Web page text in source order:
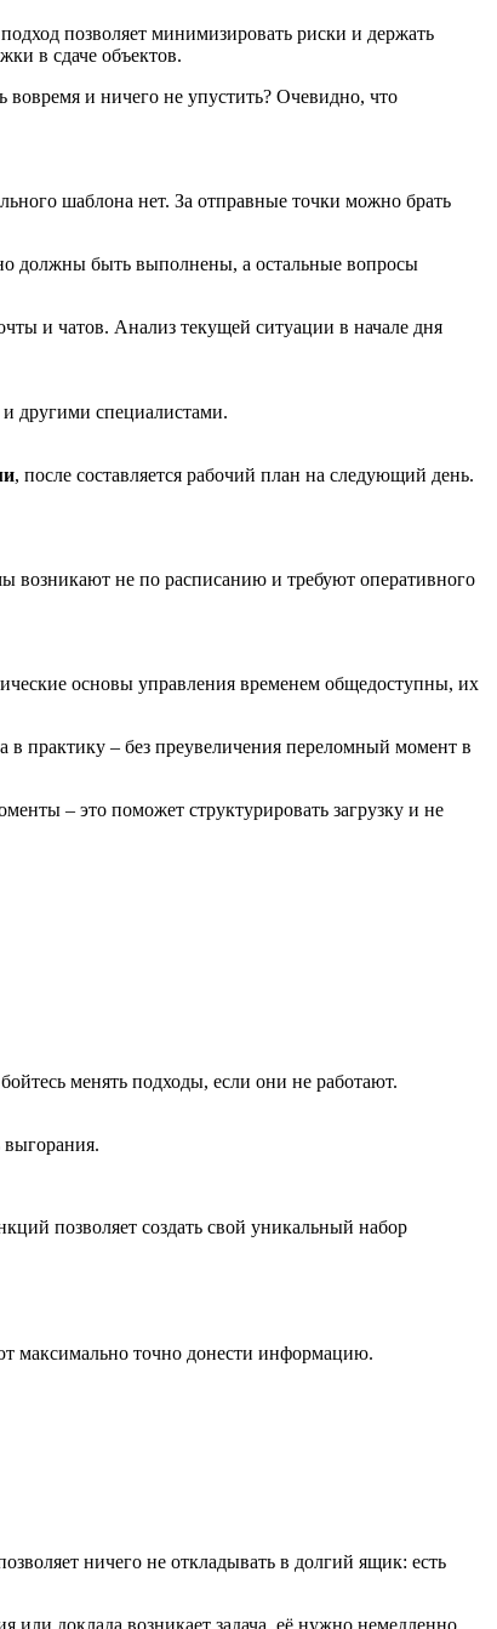
позволяет минимизировать риски и держать
в сдаче объектов.
и ничего не упустить? Очевидно, что
шаблона нет. За отправные точки можно брать
должны быть выполнены, а остальные вопросы
и чатов. Анализ текущей ситуации в начале дня
другими специалистами.
, после составляется рабочий план на следующий день.
возникают не по расписанию и требуют оперативного
основы управления временем общедоступны, их
практику – без преувеличения переломный момент в
– это поможет структурировать загрузку и не
менять подходы, если они не работают.
выгорания.
позволяет создать свой уникальный набор
максимально точно донести информацию.
ничего не откладывать в долгий ящик: есть
доклада возникает задача, её нужно немедленно